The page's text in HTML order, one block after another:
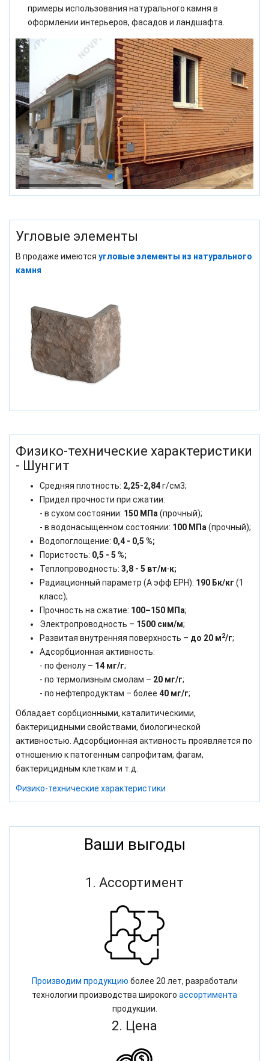
примеры использования натурального камня в
оформлении интерьеров, фасадов и ландшафта.
Угловые элементы
В продаже имеются угловые элементы из натурального
камня
Физико-технические характеристики
- Шунгит
Средняя плотность: 2,25-2,84г/см3;
Придел прочности при сжатии:
- в сухом состоянии: 150 МПа (прочный);
- в водонасыщенном состоянии: 100 МПа (прочный);
Водопоглощение: 0,4 - 0,5 %;
Пористость: 0,5 - 5 %;
Теплопроводность: 3,8 - 5 вт/м·к;
Радиационный параметр (А эфф ЕРН): 190 Бк/кг (1
класс);
Прочность на сжатие: 100–150 МПа;
Электропроводность – 1500 сим/м;
Развитая внутренняя поверхность – до 20 м2/г;
Адсорбционная активность:
- по фенолу – 14 мг/г;
- по термолизным смолам – 20 мг/г;
- по нефтепродуктам – более 40 мг/г;
Обладает сорбционными, каталитическими,
бактерицидными свойствами, биологической
активностью. Адсорбционная активность проявляется по
отношению к патогенным сапрофитам, фагам,
бактерицидным клеткам и т.д.
Физико-технические характеристики
Ваши выгоды
1. Ассортимент
Производим продукцию более 20 лет, разработали
технологии производства широкого ассортимента
продукции.
2. Цена